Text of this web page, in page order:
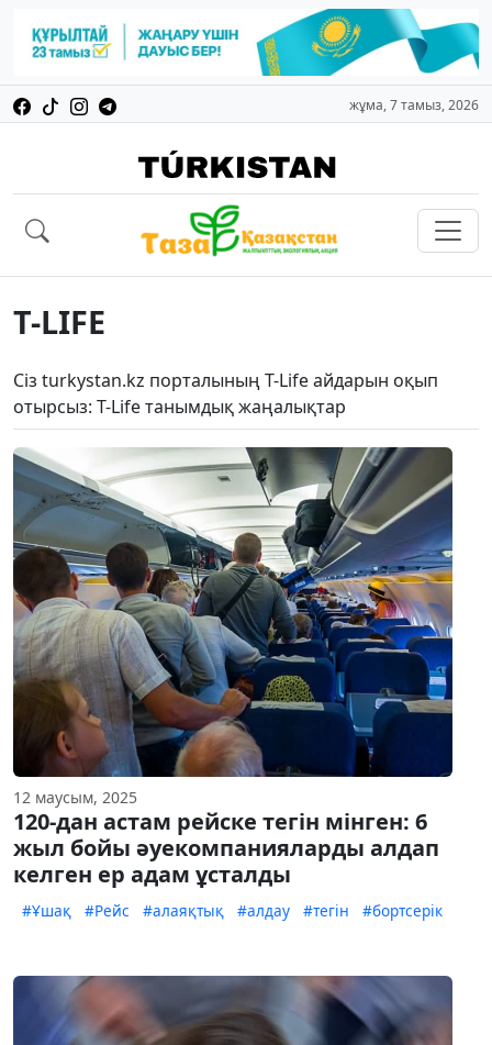
жұма, 7 тамыз, 2026
T-LIFE
Сіз turkystan.kz порталының T-Life айдарын оқып
отырсыз: T-Life танымдық жаңалықтар
12 маусым, 2025
120-дан астам рейске тегін мінген: 6
жыл бойы әуекомпанияларды алдап
келген ер адам ұсталды
#Ұшақ #Рейс #алаяқтық #алдау #тегін #бортсерік